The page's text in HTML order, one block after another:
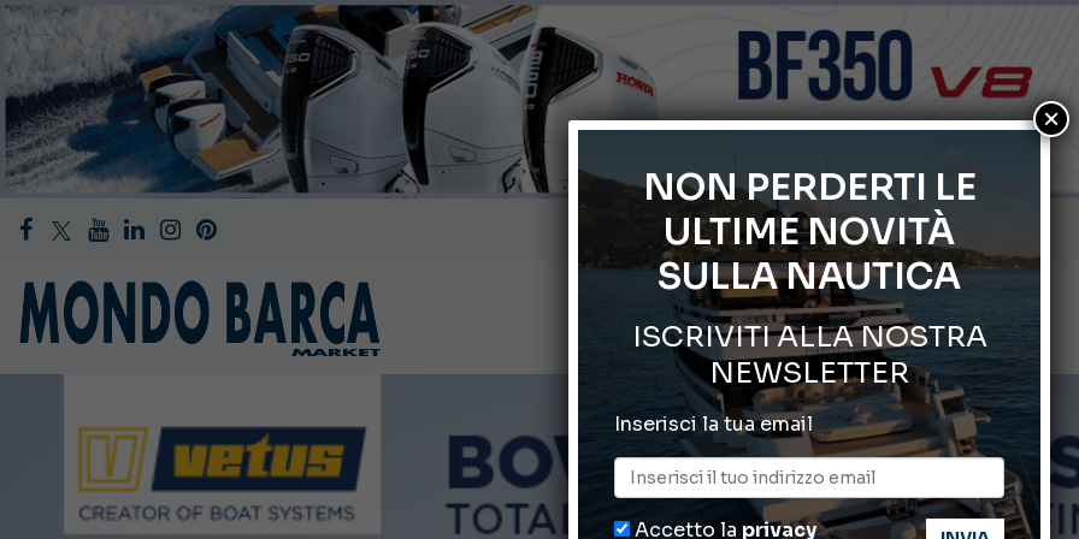
Gommoni Callegari acquisisce Geniuss
66° Salone Nautico Internazionale di Genova
Svelati i Mondiali di Wakeboard 2026
Cannes Yachting Festival 2026: tutte le novità attese a
Montecristo Yachting, l’orologio per il diportista
NON PERDERTI LE
ULTIME NOVITÀ
SULLA NAUTICA
ISCRIVITI ALLA NOSTRA
NEWSLETTER
Inserisci la tua email
Accetto la privacy
×